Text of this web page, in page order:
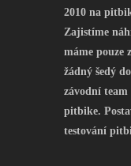
2010 na
Zajistíme
máme pouze
žádný šedý
závodní
pitbike.
testování